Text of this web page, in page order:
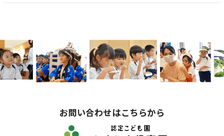
お問い合わせはこちらから